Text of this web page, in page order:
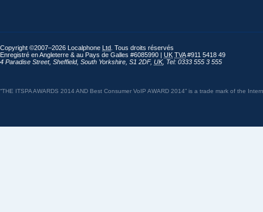
Copyright ©2007–2026 Localphone Ltd . Tous droits réservés
Enregistré en Angleterre & au Pays de Galles #6085990 | UK TVA#911 5418 49
4 Paradise Street, Sheffield, South Yorkshire S1 2DF, UK, Tel: 0333 555 3 555
“THE ITSPA AWARDS 2014 AND Best Consumer VoIP AWARD 2014” is a trade mark of the